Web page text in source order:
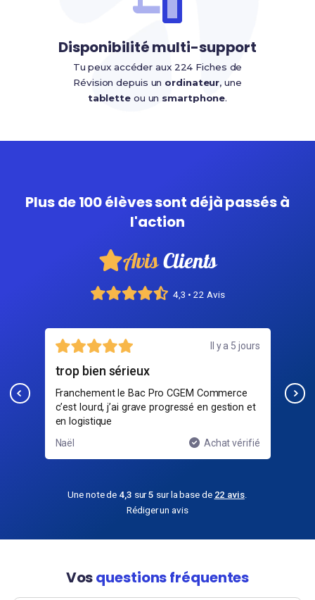
Disponibilité multi-support
Tu peux accéder aux 224 Fiches de
Révision depuis un ordinateur, une
tabletteou un smartphone.
Plus de 100 élèves sont déjà passés à
l'action
AvisClients
4,3 • 22 Avis
24 juillet
Contenu dense
Cours intéressants mais parfois trop rapides,
faut vraiment réviser souvent pour suivre.
Sarah Achat vérifié
Une note de 4,3 sur5 sur la base de 22 avis.
Rédiger un avis
Vosquestions fréquentes